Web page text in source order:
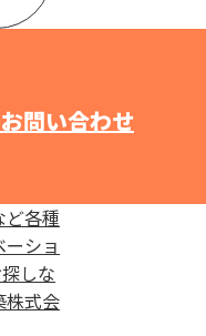
り】
問い合わせ